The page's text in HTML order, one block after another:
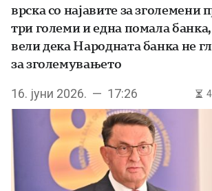
врска со најавите за зголемени
три големи и една помала
вели дека Народната банка не
за зголемувањето
16. јуни 2026. — 17:26